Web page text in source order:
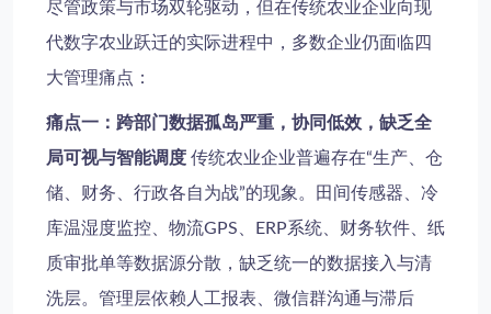
尽管政策与市场双轮驱动，但在传统农业企业向现
代数字农业跃迁的实际进程中，多数企业仍面临四
大管理痛点：
痛点一：跨部门数据孤岛严重，协同低效，缺乏全
局可视与智能调度 传统农业企业普遍存在“生产、仓
储、财务、行政各自为战”的现象。田间传感器、冷
库温湿度监控、物流GPS、ERP系统、财务软件、纸
质审批单等数据源分散，缺乏统一的数据接入与清
洗层。管理层依赖人工报表、微信群沟通与滞后